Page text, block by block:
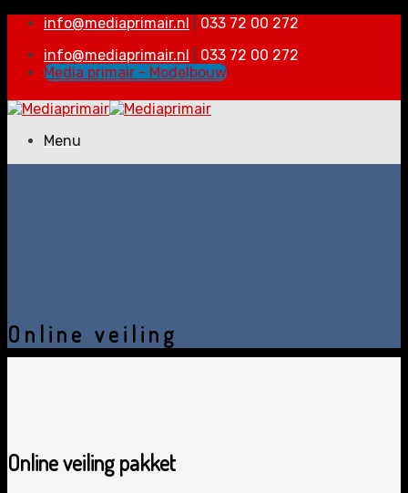
Skip
content
info@mediaprimair.nl
033 72 00 272
info@mediaprimair.nl
033 72 00 272
Media primair - Modelbouw
Menu
Online veiling
Online veiling pakket